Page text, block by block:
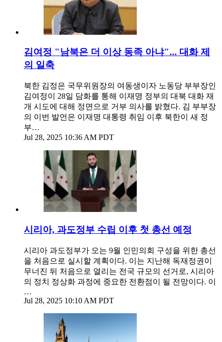
김여정 "남북은 더 이상 동족 아냐"... 대화 제
의 일축
북한 김정은 국무위원장의 여동생이자 노동당 부부장인
김여정이 28일 담화를 통해 이재명 정부의 대북 대화 재
개 시도에 대해 정면으로 거부 의사를 밝혔다. 김 부부장
의 이번 발언은 이재명 대통령 취임 이후 북한이 새 정
부…
Jul 28, 2025 10:36 AM PDT
시리아, 과도정부 수립 이후 첫 총선 예정
시리아 과도정부가 오는 9월 인민의회 구성을 위한 총선
을 처음으로 실시할 계획이다. 이는 지난해 독재정권이
무너진 뒤 처음으로 열리는 전국 규모의 선거로, 시리아
의 정치 정상화 과정에 중요한 전환점이 될 전망이다. 이
…
Jul 28, 2025 10:10 AM PDT